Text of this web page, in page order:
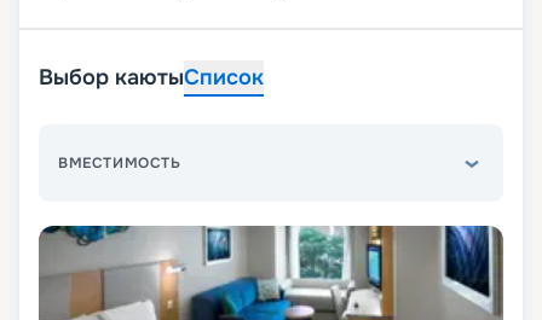
Выбор каютыСписок
ВМЕСТИМОСТЬ